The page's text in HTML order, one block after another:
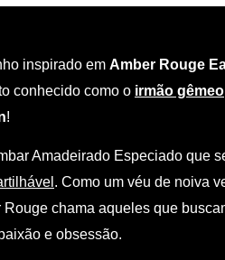
inspirado em Amber Rouge
conhecido como o irmão gêmeo
!
Amadeirado Especiado que
. Como um véu de noiva
chama aqueles que
e obsessão.